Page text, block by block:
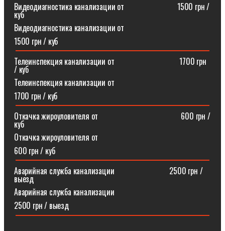
Видеодиагностика канализации от⠀⠀⠀⠀⠀⠀⠀⠀⠀1500 грн /
куб
Видеодиагностика канализации от
1500 грн / куб
Телеинспекция канализации от⠀⠀⠀⠀⠀⠀⠀⠀⠀⠀⠀1700 грн
/ куб
Телеинспекция канализации от
1700 грн / куб
Откачка жироуловителя от⠀⠀⠀⠀⠀⠀⠀⠀⠀⠀⠀⠀⠀⠀600 грн /
куб
Откачка жироуловителя от
600 грн / куб
Аварийная служба канализации ⠀⠀⠀⠀⠀⠀⠀⠀⠀2500 грн /
выезд
Аварийная служба канализации
2500 грн / выезд